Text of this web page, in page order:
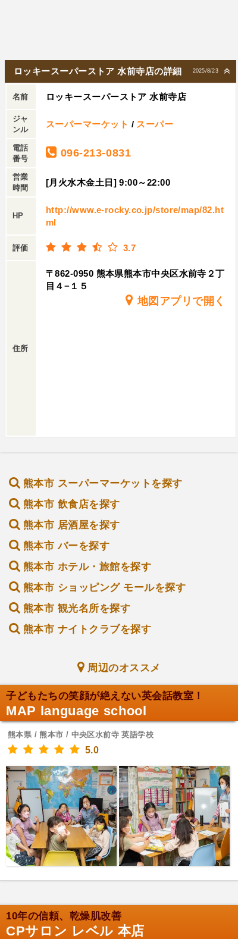
2025/8/23
ロッキースーパーストア 水前寺店の詳細
名前 ロッキースーパーストア 水前寺店
ジャ
ンル
スーパーマーケット / スーパー
電話
番号
096-213-0831
営業
時間
[月火水木金土日] 9:00～22:00
HP
http://www.e-rocky.co.jp/store/map/82.ht
ml
評価 3.7
住所
〒862-0950 熊本県熊本市中央区水前寺２丁
目４−１５
地図アプリで開く
熊本市 スーパーマーケットを探す
熊本市 飲食店を探す
熊本市 居酒屋を探す
熊本市 バーを探す
熊本市 ホテル・旅館を探す
熊本市 ショッピング モールを探す
熊本市 観光名所を探す
熊本市 ナイトクラブを探す
周辺のオススメ
子どもたちの笑顔が絶えない英会話教室！
MAP language school
熊本県 / 熊本市 / 中央区水前寺 英語学校
5.0
10年の信頼、乾燥肌改善
CPサロン レベル 本店